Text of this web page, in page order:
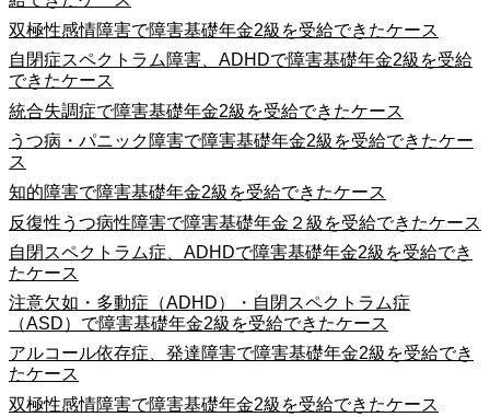
双極性感情障害で障害基礎年金2級を受給できたケース
自閉症スペクトラム障害、ADHDで障害基礎年金2級を受給
できたケース
統合失調症で障害基礎年金2級を受給できたケース
うつ病・パニック障害で障害基礎年金2級を受給できたケー
ス
知的障害で障害基礎年金2級を受給できたケース
反復性うつ病性障害で障害基礎年金２級を受給できたケース
自閉スペクトラム症、ADHDで障害基礎年金2級を受給でき
たケース
注意欠如・多動症（ADHD）・自閉スペクトラム症
（ASD）で障害基礎年金2級を受給できたケース
アルコール依存症、発達障害で障害基礎年金2級を受給でき
たケース
双極性感情障害で障害基礎年金2級を受給できたケース